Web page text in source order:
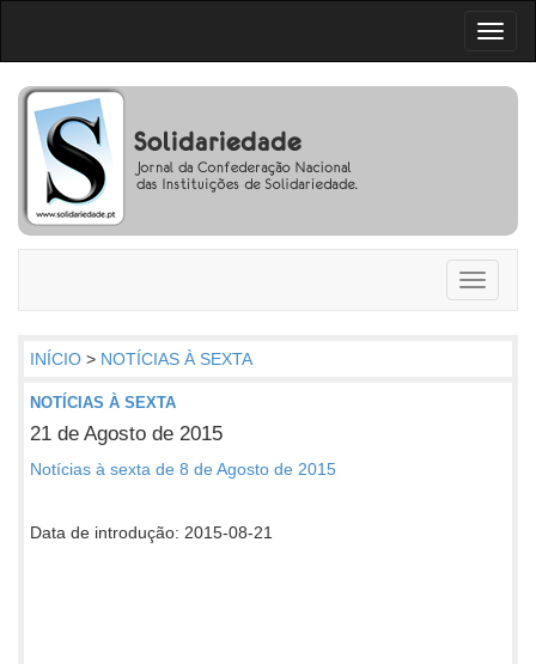
Toggle
INÍCIO > NOTÍCIAS À SEXTA
NOTÍCIAS À SEXTA
21 de Agosto de 2015
Notícias à sexta de 8 de Agosto de 2015
Data de introdução: 2015-08-21